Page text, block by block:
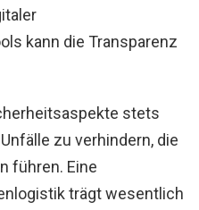
kann die Transparenz
stets
zu verhindern, die
führen. Eine
trägt wesentlich